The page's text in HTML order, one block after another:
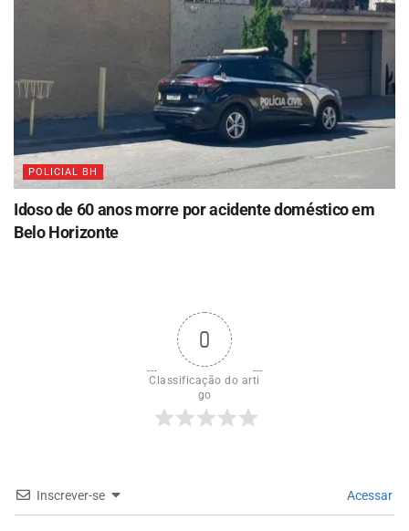
POLICIAL BH
Idoso de 60 anos morre por acidente doméstico em
Belo Horizonte
0
Classificação do arti
go
Inscrever-se Acessar